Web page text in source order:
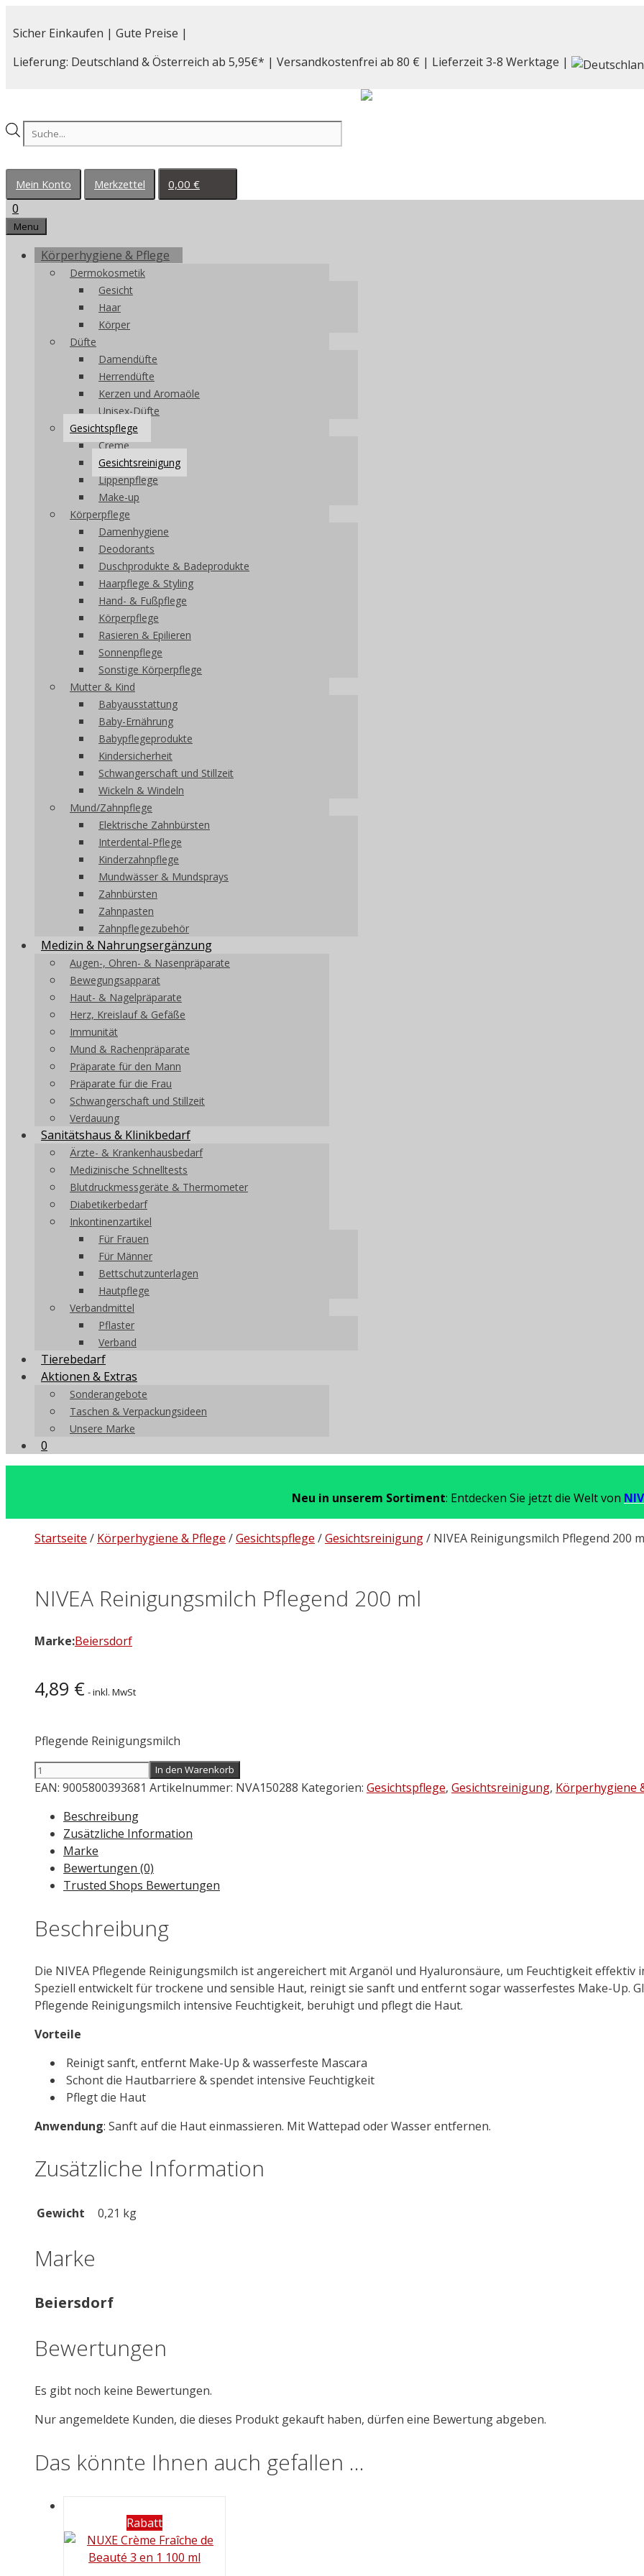
Inhalt
Sicher Einkaufen | Gute Preise |
Lieferung: Deutschland & Österreich ab 5,95€* | Versandkostenfrei ab 80 € | Lieferzeit 3-8 Werktage |
Products
search
Mein Konto Merkzettel 0,00 €
0
Menu
Körperhygiene & Pflege
Dermokosmetik
Gesicht
Haar
Körper
Düfte
Damendüfte
Herrendüfte
Kerzen und Aromaöle
Unisex-Düfte
Gesichtspflege
Creme
Gesichtsreinigung
Lippenpflege
Make-up
Körperpflege
Damenhygiene
Deodorants
Duschprodukte & Badeprodukte
Haarpflege & Styling
Hand- & Fußpflege
Körperpflege
Rasieren & Epilieren
Sonnenpflege
Sonstige Körperpflege
Mutter & Kind
Babyausstattung
Baby-Ernährung
Babypflegeprodukte
Kindersicherheit
Schwangerschaft und Stillzeit
Wickeln & Windeln
Mund/Zahnpflege
Elektrische Zahnbürsten
Interdental-Pflege
Kinderzahnpflege
Mundwässer & Mundsprays
Zahnbürsten
Zahnpasten
Zahnpflegezubehör
Medizin & Nahrungsergänzung
Augen-, Ohren- & Nasenpräparate
Bewegungsapparat
Haut- & Nagelpräparate
Herz, Kreislauf & Gefäße
Immunität
Mund & Rachenpräparate
Präparate für den Mann
Präparate für die Frau
Schwangerschaft und Stillzeit
Verdauung
Sanitätshaus & Klinikbedarf
Ärzte- & Krankenhausbedarf
Medizinische Schnelltests
Blutdruckmessgeräte & Thermometer
Diabetikerbedarf
Inkontinenzartikel
Für Frauen
Für Männer
Bettschutzunterlagen
Hautpflege
Verbandmittel
Pflaster
Verband
Tierebedarf
Aktionen & Extras
Sonderangebote
Taschen & Verpackungsideen
Unsere Marke
0
Neu in unserem Sortiment: Entdecken Sie jetzt die Welt von
Startseite / Körperhygiene & Pflege /Gesichtspflege /Gesichtsreinigung/ NIVEA Reinigungsmilch Pflegend 200
NIVEA Reinigungsmilch Pflegend 200 ml
Marke:Beiersdorf
4,89 € - inkl. MwSt
Pflegende Reinigungsmilch
NIVEA
Reinigungsmilch
200
Menge
In den Warenkorb
EAN: 9005800393681 Artikelnummer: NVA150288 Kategorien: Gesichtspflege, Gesichtsreinigung, Körperhygiene
Beschreibung
Zusätzliche Information
Marke
Bewertungen (0)
Trusted Shops Bewertungen
Beschreibung
Die NIVEA Pflegende Reinigungsmilch ist angereichert mit Arganöl und Hyaluronsäure, um Feuchtigkeit effektiv
Speziell entwickelt für trockene und sensible Haut, reinigt sie sanft und entfernt sogar wasserfestes Make-Up.
Pflegende Reinigungsmilch intensive Feuchtigkeit, beruhigt und pflegt die Haut.
Vorteile
Reinigt sanft, entfernt Make-Up & wasserfeste Mascara
Schont die Hautbarriere & spendet intensive Feuchtigkeit
Pflegt die Haut
Anwendung: Sanft auf die Haut einmassieren. Mit Wattepad oder Wasser entfernen.
Zusätzliche Information
Gewicht 0,21 kg
Marke
Beiersdorf
Bewertungen
Es gibt noch keine Bewertungen.
Nur angemeldete Kunden, die dieses Produkt gekauft haben, dürfen eine Bewertung abgeben.
Das könnte Ihnen auch gefallen …
Rabatt